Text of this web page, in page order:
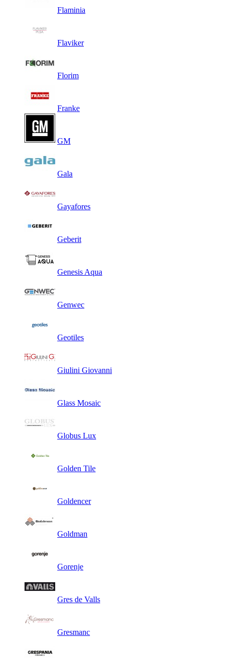
Flaminia
Flaviker
Florim
Franke
GM
Gala
Gayafores
Geberit
Genesis Aqua
Genwec
Geotiles
Giulini Giovanni
Glass Mosaic
Globus Lux
Golden Tile
Goldencer
Goldman
Gorenje
Gres de Valls
Gresmanc